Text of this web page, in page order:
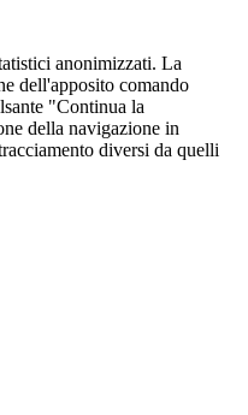
anonimizzati. La
dell'apposito comando
"Continua la
della navigazione in
diversi da quelli